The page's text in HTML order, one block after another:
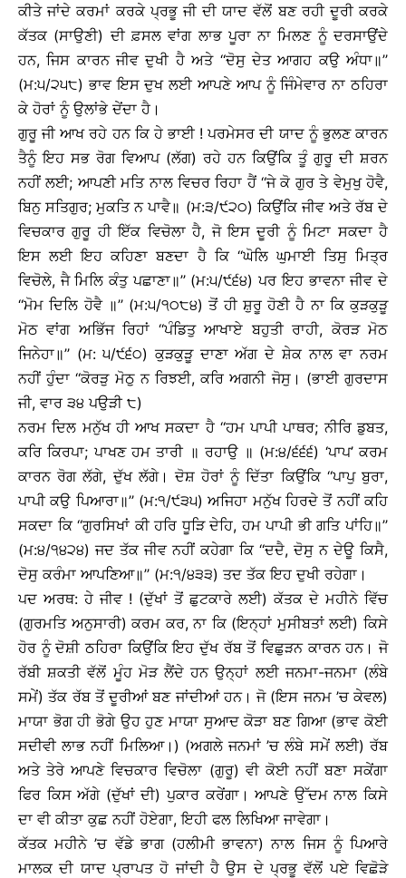
ਕੀਤੇ ਜਾਂਦੇ ਕਰਮਾਂ ਕਰਕੇ ਪ੍ਰਭੂ ਜੀ ਦੀ ਯਾਦ ਵੱਲੋਂ ਬਣ ਰਹੀ ਦੂਰੀ ਕਰਕੇ
ਕੱਤਕ (ਸਾਉਣੀ) ਦੀ ਫ਼ਸਲ ਵਾਂਗ ਲਾਭ ਪੂਰਾ ਨਾ ਮਿਲਣ ਨੂੰ ਦਰਸਾਉਂਦੇ
ਹਨ, ਜਿਸ ਕਾਰਨ ਜੀਵ ਦੁਖੀ ਹੈ ਅਤੇ ‘‘ਦੋਸੁ ਦੇਤ ਆਗਹ ਕਉ ਅੰਧਾ॥’’
(ਮ:੫/੨੫੮) ਭਾਵ ਇਸ ਦੁਖ ਲਈ ਆਪਣੇ ਆਪ ਨੂੰ ਜਿੰਮੇਵਾਰ ਨਾ ਠਹਿਰਾ
ਕੇ ਹੋਰਾਂ ਨੂੰ ਉਲਾਂਭੇ ਦੇਂਦਾ ਹੈ।
ਗੁਰੂ ਜੀ ਆਖ ਰਹੇ ਹਨ ਕਿ ਹੇ ਭਾਈ ! ਪਰਮੇਸਰ ਦੀ ਯਾਦ ਨੂੰ ਭੁਲਣ ਕਾਰਨ
ਤੈਨੂੰ ਇਹ ਸਭ ਰੋਗ ਵਿਆਪ (ਲੱਗ) ਰਹੇ ਹਨ ਕਿਉਂਕਿ ਤੂੰ ਗੁਰੂ ਦੀ ਸ਼ਰਨ
ਨਹੀਂ ਲਈ; ਆਪਣੀ ਮਤਿ ਨਾਲ ਵਿਚਰ ਰਿਹਾ ਹੈਂ ‘‘ਜੇ ਕੋ ਗੁਰ ਤੇ ਵੇਮੁਖੁ ਹੋਵੈ,
ਬਿਨੁ ਸਤਿਗੁਰ; ਮੁਕਤਿ ਨ ਪਾਵੈ॥ (ਮ:੩/੯੨੦) ਕਿਉਂਕਿ ਜੀਵ ਅਤੇ ਰੱਬ ਦੇ
ਵਿਚਕਾਰ ਗੁਰੂ ਹੀ ਇੱਕ ਵਿਚੋਲਾ ਹੈ, ਜੋ ਇਸ ਦੂਰੀ ਨੂੰ ਮਿਟਾ ਸਕਦਾ ਹੈ
ਇਸ ਲਈ ਇਹ ਕਹਿਣਾ ਬਣਦਾ ਹੈ ਕਿ ‘‘ਘੋਲਿ ਘੁਮਾਈ ਤਿਸੁ ਮਿਤ੍ਰ
ਵਿਚੋਲੇ, ਜੈ ਮਿਲਿ ਕੰਤੁ ਪਛਾਣਾ॥’’ (ਮ:੫/੯੬੪) ਪਰ ਇਹ ਭਾਵਨਾ ਜੀਵ ਦੇ
‘‘ਮੋਮ ਦਿਲਿ ਹੋਵੈ ॥’’ (ਮ:੫/੧੦੮੪) ਤੋਂ ਹੀ ਸ਼ੁਰੂ ਹੋਣੀ ਹੈ ਨਾ ਕਿ ਕੁੜਕੁੜੂ
ਮੋਠ ਵਾਂਗ ਅਭਿੱਜ ਰਿਹਾਂ ‘‘ਪੰਡਿਤੁ ਆਖਾਏ ਬਹੁਤੀ ਰਾਹੀ, ਕੋਰੜ ਮੋਠ
ਜਿਨੇਹਾ॥’’ (ਮ: ੫/੯੬੦) ਕੁੜਕੁੜੂ ਦਾਣਾ ਅੱਗ ਦੇ ਸ਼ੇਕ ਨਾਲ ਵਾ ਨਰਮ
ਨਹੀਂ ਹੁੰਦਾ ‘‘ਕੋਰੜੁ ਮੋਠੁ ਨ ਰਿਝਈ, ਕਰਿ ਅਗਨੀ ਜੋਸੁ। (ਭਾਈ ਗੁਰਦਾਸ
ਜੀ, ਵਾਰ ੩੪ ਪਉੜੀ ੮)
ਨਰਮ ਦਿਲ ਮਨੁੱਖ ਹੀ ਆਖ ਸਕਦਾ ਹੈ ‘‘ਹਮ ਪਾਪੀ ਪਾਥਰ; ਨੀਰਿ ਡੁਬਤ,
ਕਰਿ ਕਿਰਪਾ; ਪਾਖਣ ਹਮ ਤਾਰੀ ॥ ਰਹਾਉ ॥ (ਮ:੪/੬੬੬) ‘ਪਾਪ’ ਕਰਮ
ਕਾਰਨ ਰੋਗ ਲੱਗੇ, ਦੁੱਖ ਲੱਗੇ। ਦੋਸ਼ ਹੋਰਾਂ ਨੂੰ ਦਿੱਤਾ ਕਿਉਂਕਿ ‘‘ਪਾਪੁ ਬੁਰਾ,
ਪਾਪੀ ਕਉ ਪਿਆਰਾ॥’’ (ਮ:੧/੯੩੫) ਅਜਿਹਾ ਮਨੁੱਖ ਹਿਰਦੇ ਤੋਂ ਨਹੀਂ ਕਹਿ
ਸਕਦਾ ਕਿ ‘‘ਗੁਰਸਿਖਾਂ ਕੀ ਹਰਿ ਧੂੜਿ ਦੇਹਿ, ਹਮ ਪਾਪੀ ਭੀ ਗਤਿ ਪਾਂਹਿ॥’’
(ਮ:੪/੧੪੨੪) ਜਦ ਤੱਕ ਜੀਵ ਨਹੀਂ ਕਹੇਗਾ ਕਿ ‘‘ਦਦੈ, ਦੋਸੁ ਨ ਦੇਊ ਕਿਸੈ,
ਦੋਸੁ ਕਰੰਮਾ ਆਪਣਿਆ॥’’ (ਮ:੧/੪੩੩) ਤਦ ਤੱਕ ਇਹ ਦੁਖੀ ਰਹੇਗਾ।
ਪਦ ਅਰਥ: ਹੇ ਜੀਵ ! (ਦੁੱਖਾਂ ਤੋਂ ਛੁਟਕਾਰੇ ਲਈ) ਕੱਤਕ ਦੇ ਮਹੀਨੇ ਵਿੱਚ
(ਗੁਰਮਤਿ ਅਨੁਸਾਰੀ) ਕਰਮ ਕਰ, ਨਾ ਕਿ (ਇਨ੍ਹਾਂ ਮੁਸੀਬਤਾਂ ਲਈ) ਕਿਸੇ
ਹੋਰ ਨੂੰ ਦੋਸ਼ੀ ਠਹਿਰਾ ਕਿਉਂਕਿ ਇਹ ਦੁੱਖ ਰੱਬ ਤੋਂ ਵਿਛੁੜਨ ਕਾਰਨ ਹਨ। ਜੋ
ਰੱਬੀ ਸ਼ਕਤੀ ਵੱਲੋਂ ਮੂੰਹ ਮੋੜ ਲੈਂਦੇ ਹਨ ਉਨ੍ਹਾਂ ਲਈ ਜਨਮਾ-ਜਨਮਾ (ਲੰਬੇ
ਸਮੇਂ) ਤੱਕ ਰੱਬ ਤੋਂ ਦੂਰੀਆਂ ਬਣ ਜਾਂਦੀਆਂ ਹਨ। ਜੋ (ਇਸ ਜਨਮ ’ਚ ਕੇਵਲ)
ਮਾਯਾ ਭੋਗ ਹੀ ਭੋਗੇ ਉਹ ਹੁਣ ਮਾਯਾ ਸੁਆਦ ਕੋੜਾ ਬਣ ਗਿਆ (ਭਾਵ ਕੋਈ
ਸਦੀਵੀ ਲਾਭ ਨਹੀਂ ਮਿਲਿਆ।) (ਅਗਲੇ ਜਨਮਾਂ ’ਚ ਲੰਬੇ ਸਮੇਂ ਲਈ) ਰੱਬ
ਅਤੇ ਤੇਰੇ ਆਪਣੇ ਵਿਚਕਾਰ ਵਿਚੋਲਾ (ਗੁਰੂ) ਵੀ ਕੋਈ ਨਹੀਂ ਬਣਾ ਸਕੇਂਗਾ
ਫਿਰ ਕਿਸ ਅੱਗੇ (ਦੁੱਖਾਂ ਦੀ) ਪੁਕਾਰ ਕਰੇਂਗਾ। ਆਪਣੇ ਉੱਦਮ ਨਾਲ ਕਿਸੇ
ਦਾ ਵੀ ਕੀਤਾ ਕੁਛ ਨਹੀਂ ਹੋਏਗਾ, ਇਹੀ ਫਲ ਲਿਖਿਆ ਜਾਵੇਗਾ।
ਕੱਤਕ ਮਹੀਨੇ ’ਚ ਵੱਡੇ ਭਾਗ (ਹਲੀਮੀ ਭਾਵਨਾ) ਨਾਲ ਜਿਸ ਨੂੰ ਪਿਆਰੇ
ਮਾਲਕ ਦੀ ਯਾਦ ਪ੍ਰਾਪਤ ਹੋ ਜਾਂਦੀ ਹੈ ਉਸ ਦੇ ਪ੍ਰਭੂ ਵੱਲੋਂ ਪਏ ਵਿਛੋੜੇ